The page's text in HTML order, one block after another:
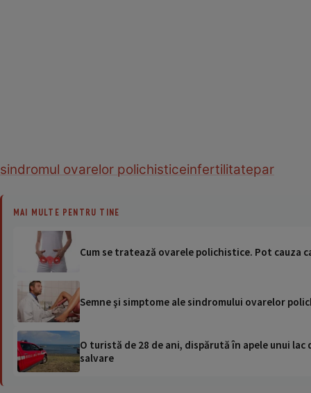
sindromul ovarelor polichisticeinfertilitatepar
MAI MULTE PENTRU TINE
Cum se tratează ovarele polichistice. Pot cauza
Semne şi simptome ale sindromului ovarelor
O turistă de 28 de ani, dispărută în apele unui
salvare